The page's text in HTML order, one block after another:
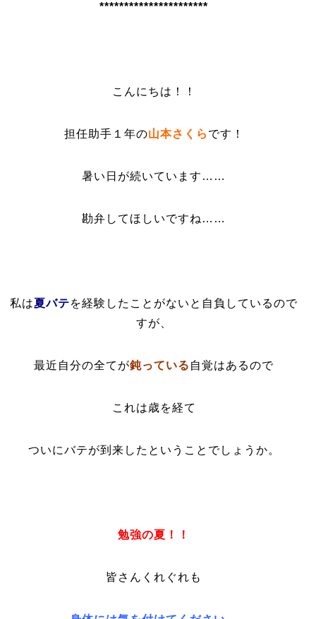
**********************
こんにちは！！
担任助手１年の山本さくら です！
暑い日が続いています……
勘弁してほしいですね……
私は夏バテを経験したことがないと自負しているので
すが、
最近自分の全てが鈍っている 自覚はあるので
これは歳を経て
ついにバテが到来したということでしょうか。
勉強の夏！！
皆さんくれぐれも